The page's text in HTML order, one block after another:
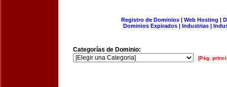
Registro de Dominios| Web Hosting |
Dominios Expirados | Industrias |
Categorías de Dominio:
[Pág.